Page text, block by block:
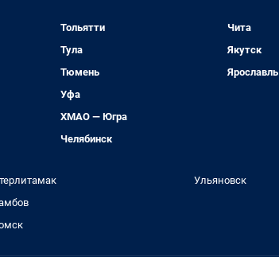
Тольятти
Тула
Тюмень
Уфа
ХМАО — Югра
Челябинск
Чита
Якутск
Ярославль
Ульяновск